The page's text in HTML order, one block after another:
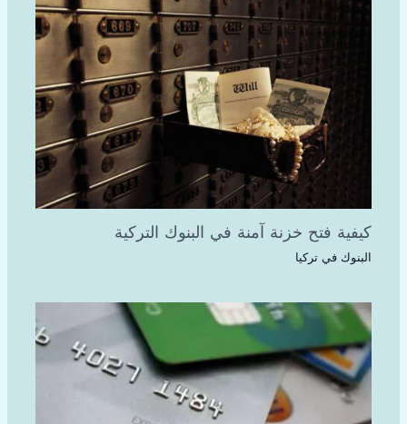
كيفية فتح خزنة آمنة في البنوك التركية
البنوك في تركيا